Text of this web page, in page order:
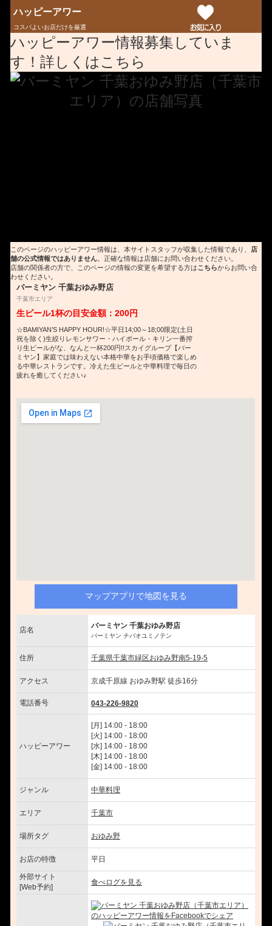
ハッピーアワー
コスパよいお店だけを厳選
ハッピーアワー情報募集していま
す！詳しくはこちら
このページのハッピーアワー情報は、本サイトスタッフが収集した情報であり、 店
舗の公式情報ではありません 。正確な情報は店舗にお問い合わせください。
店舗の関係者の方で、このページの情報の変更を希望する方はこちらからお問い合
わせください。
バーミヤン 千葉おゆみ野店
千葉市エリア
生ビール1杯の目安金額：200円
☆BAMIYAN’S HAPPY HOUR!☆平日14;00～18;00限定(土日
祝を除く)生絞りレモンサワー・ハイボール・キリン一番搾
り生ビールがな、なんと一杯200円!!スカイグループ【バー
ミヤン】家庭では味わえない本格中華をお手頃価格で楽しめ
る中華レストランです。冷えた生ビールと中華料理で毎日の
疲れを癒してください♪
マップアプリで地図を見る
店名 バーミヤン 千葉おゆみ野店
バーミヤン チバオユミノテン
住所 千葉県千葉市緑区おゆみ野南5-19-5
アクセス 京成千原線 おゆみ野駅 徒歩16分
電話番号 043-226-9820
ハッピーアワー
[月] 14:00 - 18:00
[火] 14:00 - 18:00
[水] 14:00 - 18:00
[木] 14:00 - 18:00
[金] 14:00 - 18:00
ジャンル 中華料理
エリア 千葉市
場所タグ おゆみ野
お店の特徴 平日
外部サイト
[Web予約]
食べログを見る